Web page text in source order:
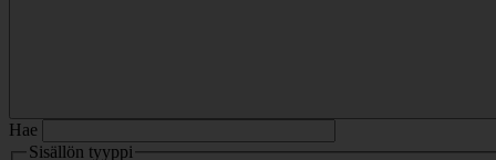
Hae
Sisällön tyyppi